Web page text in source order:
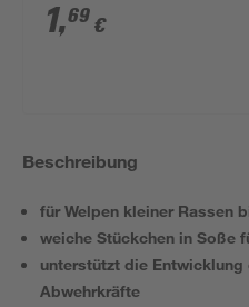
1,69 €
Beschreibung
für Welpen kleiner Rassen
weiche Stückchen in Soße
unterstützt die
Abwehrkräfte